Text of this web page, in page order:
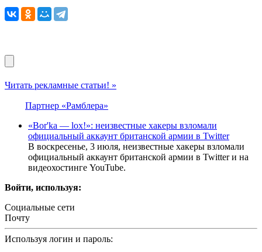
Читать рекламные статьи! »
Партнер «Рамблера»
«Bor'ka — lox!»: неизвестные хакеры взломали
официальный аккаунт британской армии в Twitter
В воскресенье, 3 июля, неизвестные хакеры взломали
официальный аккаунт британской армии в Twitter и на
видеохостинге YouTube.
Войти, используя:
Социальные сети
Почту
Используя логин и пароль: